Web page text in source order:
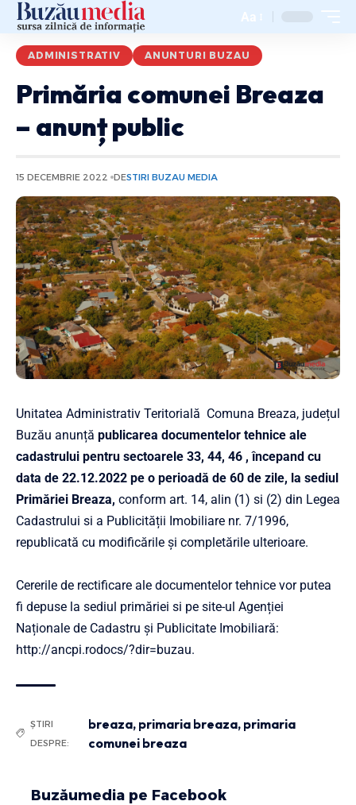
Aa
ADMINISTRATIV ANUNTURI BUZAU
Primăria comunei Breaza
– anunț public
15 DECEMBRIE 2022 DESTIRI BUZAU MEDIA
Unitatea Administrativ Teritorială Comuna Breaza, județul
Buzău anunță publicarea documentelor tehnice ale
cadastrului pentru sectoarele 33, 44, 46 , începand cu
data de 22.12.2022 pe o perioadă de 60 de zile, la sediul
Primăriei Breaza, conform art. 14, alin (1) si (2) din Legea
Cadastrului si a Publicității Imobiliare nr. 7/1996,
republicată cu modificările și completările ulterioare.
Cererile de rectificare ale documentelor tehnice vor putea
fi depuse la sediul primăriei si pe site-ul Agenției
Naționale de Cadastru și Publicitate Imobiliară:
http://ancpi.rodocs/?dir=buzau.
ȘTIRI
DESPRE:
breaza, primaria breaza, primaria
comunei breaza
Buzăumedia pe Facebook